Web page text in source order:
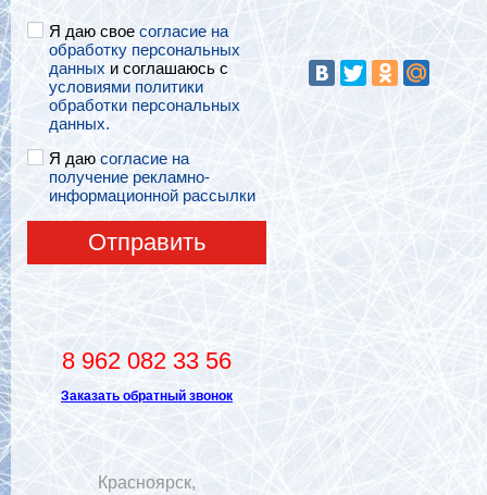
Я даю свое согласие на
обработку персональных
данных и соглашаюсь с
условиями политики
обработки персональных
данных.
Я даю согласие на
получение рекламно-
информационной рассылки
Отправить
8 962 082 33 56
Заказать обратный звонок
Красноярск,